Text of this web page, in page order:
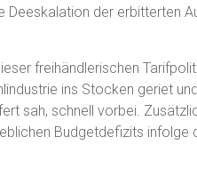
der erbitterten
freihändlerischen
ins Stocken geriet
sah, schnell vorbei.
Budgetdefizits infolge